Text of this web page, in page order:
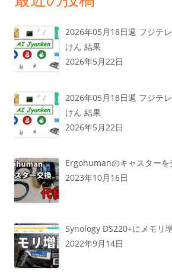
2026年05月18日週 フジテ
けん 結果
2026年5月22日
2026年05月18日週 フジテ
けん 結果
2026年5月22日
Ergohumanのキャスターを
2023年10月16日
Synology DS220+にメモリ
2022年9月14日